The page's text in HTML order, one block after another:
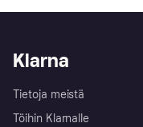
Klarna
Tietoja meistä
Töihin Klarnalle